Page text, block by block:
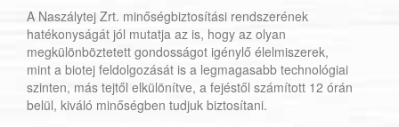
A Naszálytej Zrt. minőségbiztosítási rendszerének
hatékonyságát jól mutatja az is, hogy az olyan
megkülönböztetett gondosságot igénylő élelmiszerek,
mint a biotej feldolgozását is a legmagasabb technológiai
szinten, más tejtől elkülönítve, a fejéstől számított 12 órán
belül, kiváló minőségben tudjuk biztosítani.